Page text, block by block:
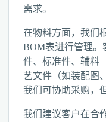
需求。
在物料方面，我们
BOM表进行管理。
件、标准件、辅料
艺文件（如装配图
我们可协助采购，
我们建议客户在合